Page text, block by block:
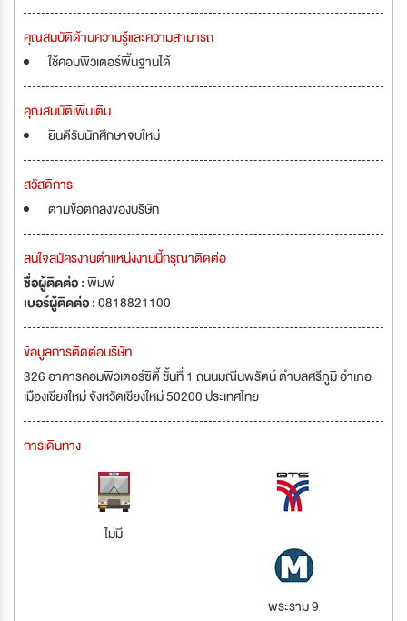
คุณสมบัติด้านความรู้และความสามารถ
ใช้คอมพิวเตอร์พิ้นฐานได้
คุณสมบัติเพิ่มเติม
ยินดีรับนักศึกษาจบใหม่
สวัสดิการ
ตามข้อตกลงของบริษัท
สนใจสมัครงานตำแหน่งงานนี้กรุณาติดต่อ
ชื่อผู้ติดต่อ :พิมพ์
เบอร์ผู้ติดต่อ :0818821100
ข้อมูลการติดต่อบริษัท
326 อาคารคอมพิวเตอร์ซิตี้ ชั้นที่ 1 ถนนมณีนพรัตน์ ตำบลศรีภูมิ อำเภอ
เมืองเชียงใหม่ จังหวัดเชียงใหม่ 50200 ประเทศไทย
การเดินทาง
ไม่มี
พระราม 9